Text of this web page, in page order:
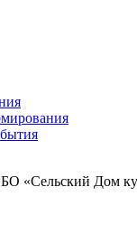
«Сельский Дом